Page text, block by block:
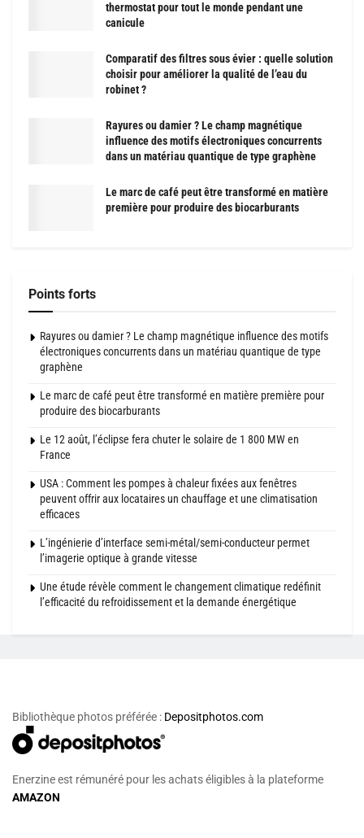
thermostat pour tout le monde pendant une
canicule
Comparatif des filtres sous évier : quelle solution
choisir pour améliorer la qualité de l’eau du
robinet ?
Rayures ou damier ? Le champ magnétique
influence des motifs électroniques concurrents
dans un matériau quantique de type graphène
Le marc de café peut être transformé en matière
première pour produire des biocarburants
Points forts
Rayures ou damier ? Le champ magnétique influence des motifs
électroniques concurrents dans un matériau quantique de type
graphène
Le marc de café peut être transformé en matière première pour
produire des biocarburants
Le 12 août, l’éclipse fera chuter le solaire de 1 800 MW en
France
USA : Comment les pompes à chaleur fixées aux fenêtres
peuvent offrir aux locataires un chauffage et une climatisation
efficaces
L’ingénierie d’interface semi-métal/semi-conducteur permet
l’imagerie optique à grande vitesse
Une étude révèle comment le changement climatique redéfinit
l’efficacité du refroidissement et la demande énergétique
Bibliothèque photos préférée : Depositphotos.com
Enerzine est rémunéré pour les achats éligibles à la plateforme
AMAZON